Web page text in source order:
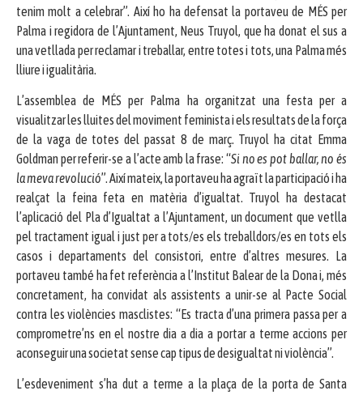
tenim molt a celebrar”. Així ho ha defensat la portaveu de MÉS per
Palma i regidora de l’Ajuntament, Neus Truyol, que ha donat el sus a
una vetllada per reclamar i treballar, entre totes i tots, una Palma més
lliure i igualitària.
L’assemblea de MÉS per Palma ha organitzat una festa per a
visualitzar les lluites del moviment feminista i els resultats de la força
de la vaga de totes del passat 8 de març. Truyol ha citat Emma
Goldman per referir-se a l’acte amb la frase: “Si no es pot ballar, no és
la meva revolució”. Així mateix, la portaveu ha agraït la participació i ha
realçat la feina feta en matèria d’igualtat. Truyol ha destacat
l’aplicació del Pla d’Igualtat a l’Ajuntament, un document que vetlla
pel tractament igual i just per a tots/es els treballdors/es en tots els
casos i departaments del consistori, entre d’altres mesures. La
portaveu també ha fet referència a l’Institut Balear de la Dona i, més
concretament, ha convidat als assistents a unir-se al Pacte Social
contra les violències masclistes: “Es tracta d’una primera passa per a
comprometre’ns en el nostre dia a dia a portar a terme accions per
aconseguir una societat sense cap tipus de desigualtat ni violència”.
L’esdeveniment s’ha dut a terme a la plaça de la porta de Santa